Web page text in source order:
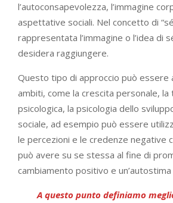
l’autoconsapevolezza, l’immagine
aspettative sociali. Nel concetto di
rappresentata l’immagine o l’idea di
desidera raggiungere.
Questo tipo di approccio può essere
ambiti, come la crescita personale, la
psicologica, la psicologia dello
sociale, ad esempio può essere
le percezioni e le credenze negative
può avere su se stessa al fine di
cambiamento positivo e
A questo punto definiamo